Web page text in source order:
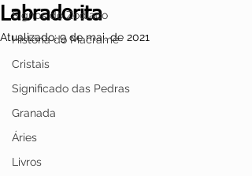
Signos do Zodíaco
História do Macramê
Cristais
Significado das Pedras
Granada
Áries
Livros
Labradorita
Atualizado:9 de mai. de 2021